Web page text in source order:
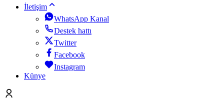
İletişim
WhatsApp Kanal
Destek hattı
Twitter
Facebook
Instagram
Künye